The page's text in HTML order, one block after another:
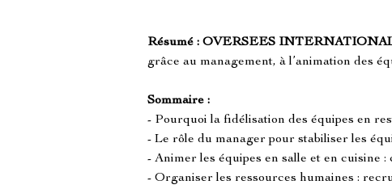
Résumé : OVERSEES
grâce au management, à l’animation des
Sommaire :
- Pourquoi la fidélisation des équipes en
- Le rôle du manager pour stabiliser les
- Animer les équipes en salle et en cuisine
- Organiser les ressources humaines :